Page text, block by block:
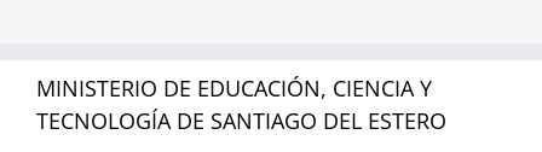
MINISTERIO DE EDUCACIÓN, CIENCIA Y
TECNOLOGÍA DE SANTIAGO DEL ESTERO